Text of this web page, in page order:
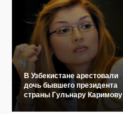
В Узбекистане арестовали
дочь бывшего президента
страны Гульнару Каримову